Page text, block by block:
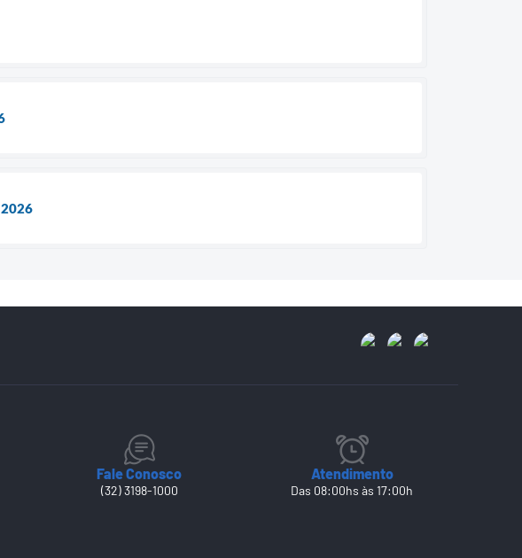
2026
Fale Conosco
(32) 3198-1000
Atendimento
Das 08:00hs às 17:00h